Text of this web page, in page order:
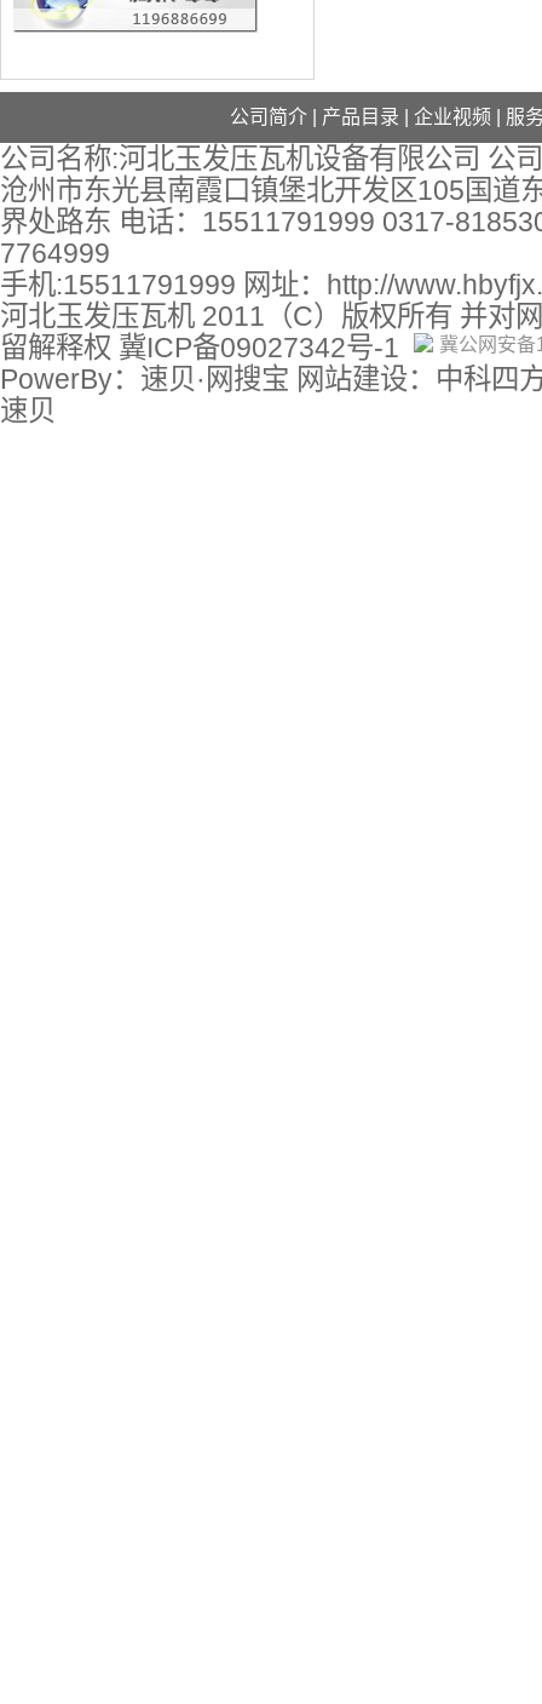
公司简介 产品目录 企业视频 服
公司名称:河北玉发压瓦机设备有限公司 公
沧州市东光县南霞口镇堡北开发区105国道
界处路东 电话：15511791999 0317-
7764999
手机:15511791999 网址： http://
河北玉发压瓦机 2011（C）版权所有 并对
留解释权 冀ICP备09027342号-1 冀公网安
PowerBy：速贝·网搜宝 网站建设：中科四
速贝